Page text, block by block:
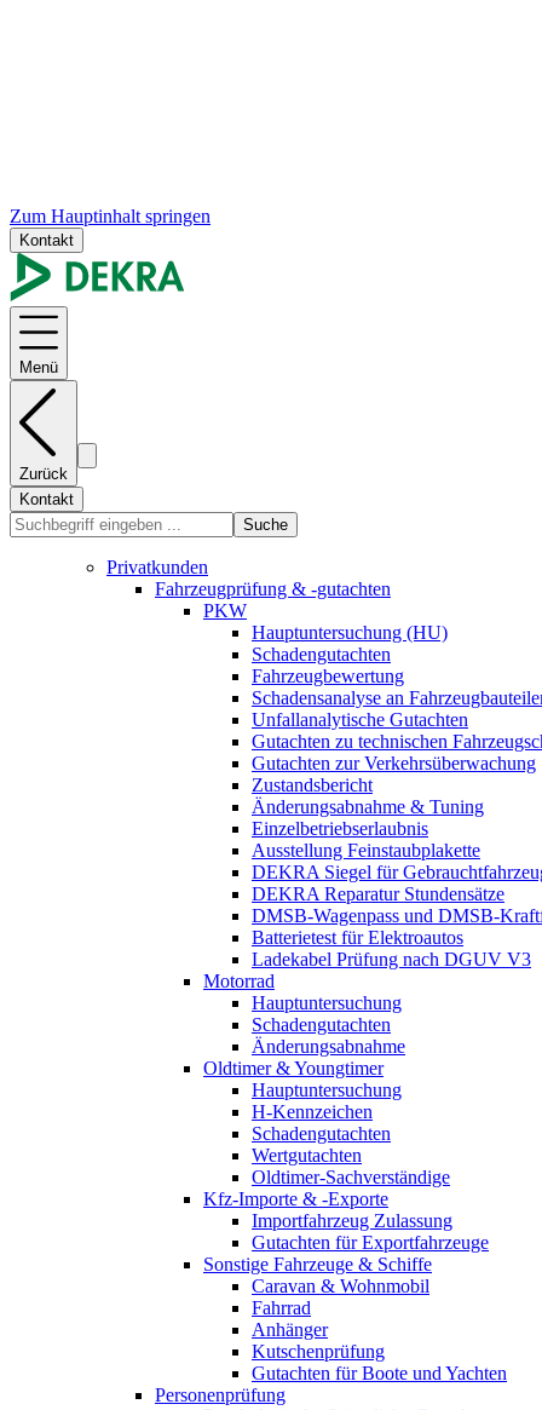
Zum Hauptinhalt springen
Kontakt
Menü
Zurück
Kontakt
Suche
Privatkunden
Fahrzeugprüfung & -gutachten
PKW
Hauptuntersuchung (HU)
Schadengutachten
Fahrzeugbewertung
Schadensanalyse an
Unfallanalytische Gutachten
Gutachten zu technischen
Gutachten zur Verkehrsüberwachung
Zustandsbericht
Änderungsabnahme & Tuning
Einzelbetriebserlaubnis
Ausstellung Feinstaubplakette
DEKRA Siegel für
DEKRA Reparatur Stundensätze
DMSB-Wagenpass und DMSB-
Batterietest für Elektroautos
Ladekabel Prüfung nach DGUV V3
Motorrad
Hauptuntersuchung
Schadengutachten
Änderungsabnahme
Oldtimer & Youngtimer
Hauptuntersuchung
H-Kennzeichen
Schadengutachten
Wertgutachten
Oldtimer-Sachverständige
Kfz-Importe & -Exporte
Importfahrzeug Zulassung
Gutachten für Exportfahrzeuge
Sonstige Fahrzeuge & Schiffe
Caravan & Wohnmobil
Fahrrad
Anhänger
Kutschenprüfung
Gutachten für Boote und Yachten
Personenprüfung